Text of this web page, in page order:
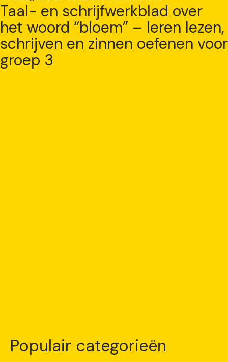
Taal- en schrijfwerkblad over
het woord “bloem” – leren lezen,
schrijven en zinnen oefenen voor
groep 3
Populair categorieën